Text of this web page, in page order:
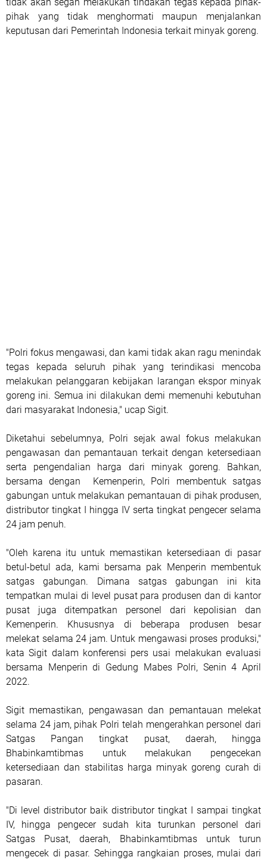
pihak yang tidak menghormati maupun menjalankan
keputusan dari Pemerintah Indonesia terkait minyak goreng.
"Polri fokus mengawasi, dan kami tidak akan ragu menindak
tegas kepada seluruh pihak yang terindikasi mencoba
melakukan pelanggaran kebijakan larangan ekspor minyak
goreng ini. Semua ini dilakukan demi memenuhi kebutuhan
dari masyarakat Indonesia," ucap Sigit.
Diketahui sebelumnya, Polri sejak awal fokus melakukan
pengawasan dan pemantauan terkait dengan ketersediaan
serta pengendalian harga dari minyak goreng. Bahkan,
bersama dengan Kemenperin, Polri membentuk satgas
gabungan untuk melakukan pemantauan di pihak produsen,
distributor tingkat I hingga IV serta tingkat pengecer selama
24 jam penuh.
"Oleh karena itu untuk memastikan ketersediaan di pasar
betul-betul ada, kami bersama pak Menperin membentuk
satgas gabungan. Dimana satgas gabungan ini kita
tempatkan mulai di level pusat para produsen dan di kantor
pusat juga ditempatkan personel dari kepolisian dan
Kemenperin. Khususnya di beberapa produsen besar
melekat selama 24 jam. Untuk mengawasi proses produksi,"
kata Sigit dalam konferensi pers usai melakukan evaluasi
bersama Menperin di Gedung Mabes Polri, Senin 4 April
2022.
Sigit memastikan, pengawasan dan pemantauan melekat
selama 24 jam, pihak Polri telah mengerahkan personel dari
Satgas Pangan tingkat pusat, daerah, hingga
Bhabinkamtibmas untuk melakukan pengecekan
ketersediaan dan stabilitas harga minyak goreng curah di
pasaran.
"Di level distributor baik distributor tingkat I sampai tingkat
IV, hingga pengecer sudah kita turunkan personel dari
Satgas Pusat, daerah, Bhabinkamtibmas untuk turun
mengecek di pasar. Sehingga rangkaian proses, mulai dari